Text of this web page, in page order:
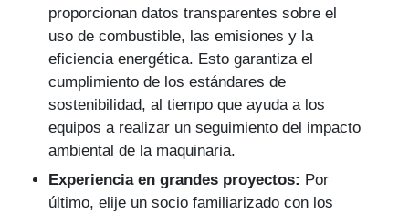
proporcionan datos transparentes sobre el
uso de combustible, las emisiones y la
eficiencia energética. Esto garantiza el
cumplimiento de los estándares de
sostenibilidad, al tiempo que ayuda a los
equipos a realizar un seguimiento del impacto
ambiental de la maquinaria.
Experiencia en grandes proyectos: Por
último, elije un socio familiarizado con los